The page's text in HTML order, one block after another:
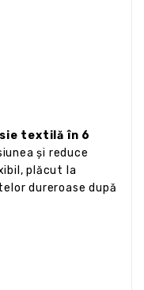
textilă în 6
și reduce
plăcut la
dureroase după